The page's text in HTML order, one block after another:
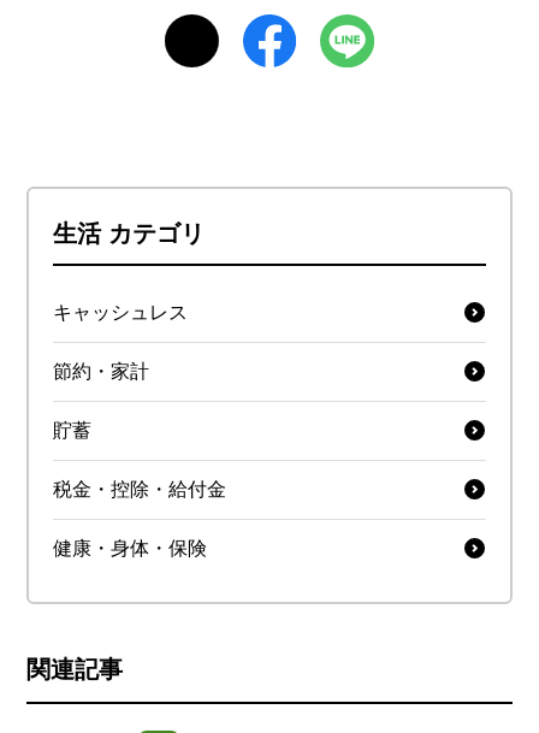
生活 カテゴリ
キャッシュレス
節約・家計
貯蓄
税金・控除・給付金
健康・身体・保険
関連記事